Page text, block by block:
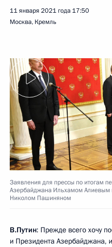
11 января 2021 года 17:50
Москва, Кремль
Заявления для прессы по итогам
Азербайджана Ильхамом
Николом Пашиняном
В.Путин: Прежде всего хочу
и Президента Азербайджана,